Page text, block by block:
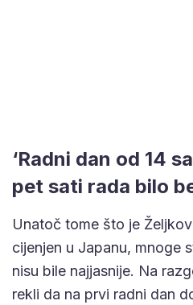
‘Radni dan od 14
pet sati rada bilo
Unatoč tome što je
cijenjen u Japanu, mnoge
nisu bile najjasnije. Na
rekli da na prvi radni dan